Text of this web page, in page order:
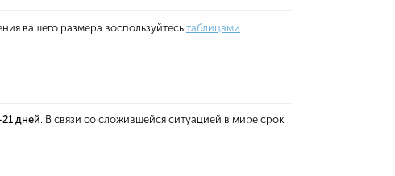
вашего размера воспользуйтесьтаблицами
дней. В связи со сложившейся ситуацией в мире срок